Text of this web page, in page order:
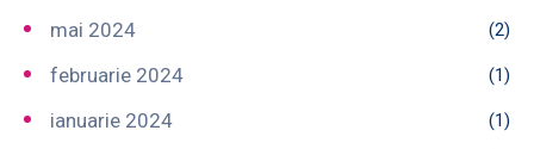
mai 2024 (2)
februarie 2024 (1)
ianuarie 2024 (1)